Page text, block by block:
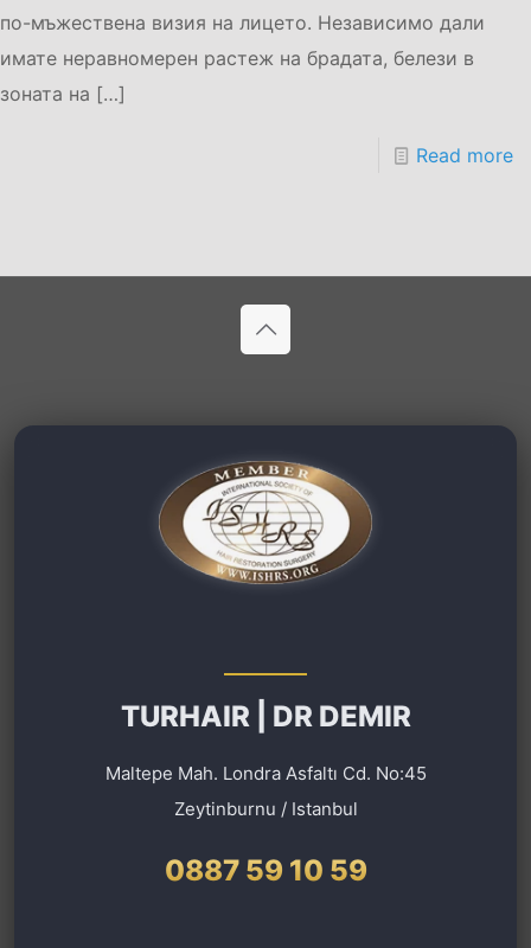
по-мъжествена визия на лицето. Независимо дали
имате неравномерен растеж на брадата, белези в
зоната на […]
Read more
TURHAIR | DR DEMIR
Maltepe Mah. Londra Asfaltı Cd. No:45
Zeytinburnu / Istanbul
0887 59 10 59